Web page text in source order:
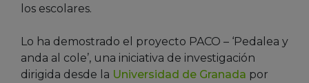
los escolares.
Lo ha demostrado el proyecto PACO – ‘Pedalea y
anda al cole’, una iniciativa de investigación
dirigida desde la Universidad de Granada por